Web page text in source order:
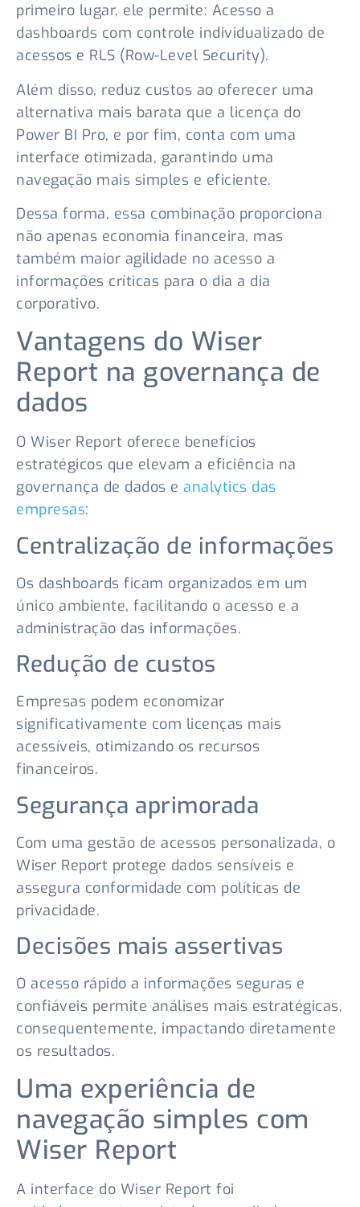
primeiro lugar, ele permite: Acesso a
dashboards com controle individualizado de
acessos e RLS (Row-Level Security).
Além disso, reduz custos ao oferecer uma
alternativa mais barata que a licença do
Power BI Pro, e por fim, conta com uma
interface otimizada, garantindo uma
navegação mais simples e eficiente.
Dessa forma, essa combinação proporciona
não apenas economia financeira, mas
também maior agilidade no acesso a
informações críticas para o dia a dia
corporativo.
Vantagens do Wiser
Report na governança de
dados
O Wiser Report oferece benefícios
estratégicos que elevam a eficiência na
governança de dados e analytics das
empresas:
Centralização de informações
Os dashboards ficam organizados em um
único ambiente, facilitando o acesso e a
administração das informações.
Redução de custos
Empresas podem economizar
significativamente com licenças mais
acessíveis, otimizando os recursos
financeiros.
Segurança aprimorada
Com uma gestão de acessos personalizada, o
Wiser Report protege dados sensíveis e
assegura conformidade com políticas de
privacidade.
Decisões mais assertivas
O acesso rápido a informações seguras e
confiáveis permite análises mais estratégicas,
consequentemente, impactando diretamente
os resultados.
Uma experiência de
navegação simples com
Wiser Report
A interface do Wiser Report foi